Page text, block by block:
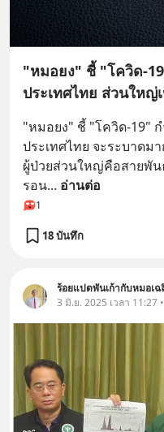
"หมอยง" ชี้ "โควิด-
ประเทศไทย ส่วนใหญ่
"หมอยง" ชี้ "โควิด-19"
ประเทศไทย จะระบาดม
ผู้ป่วยส่วนใหญ่คือสายพัน
รอน... อ่านต่อ
1
18 บันทึก
ร้อยแปดพันเก้ากับหมอเ
3 มิ.ย. 2025 เวลา 11:27